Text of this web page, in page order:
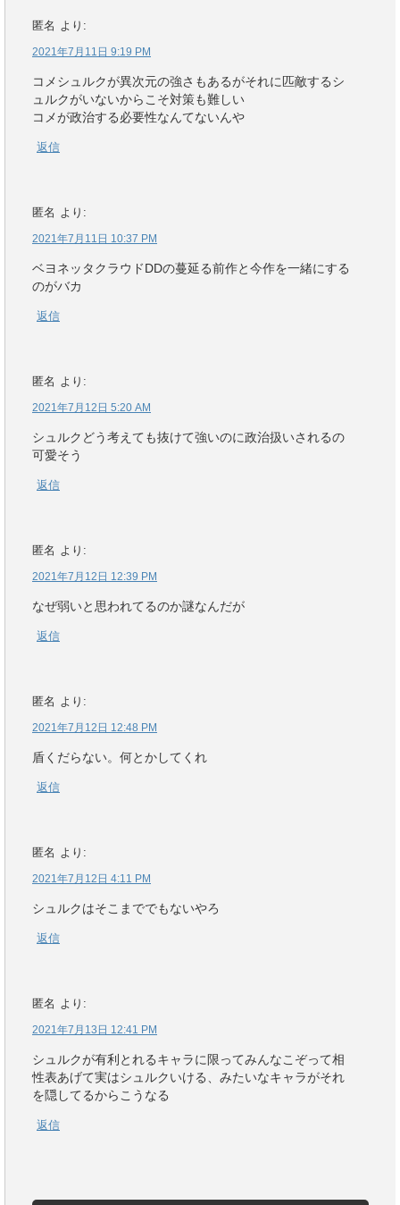
匿名 より:
2021年7月11日 9:19 PM
コメシュルクが異次元の強さもあるがそれに匹敵するシ
ュルクがいないからこそ対策も難しい
コメが政治する必要性なんてないんや
返信
匿名 より:
2021年7月11日 10:37 PM
ベヨネッタクラウドDDの蔓延る前作と今作を一緒にする
のがバカ
返信
匿名 より:
2021年7月12日 5:20 AM
シュルクどう考えても抜けて強いのに政治扱いされるの
可愛そう
返信
匿名 より:
2021年7月12日 12:39 PM
なぜ弱いと思われてるのか謎なんだが
返信
匿名 より:
2021年7月12日 12:48 PM
盾くだらない。何とかしてくれ
返信
匿名 より:
2021年7月12日 4:11 PM
シュルクはそこまででもないやろ
返信
匿名 より:
2021年7月13日 12:41 PM
シュルクが有利とれるキャラに限ってみんなこぞって相
性表あげて実はシュルクいける、みたいなキャラがそれ
を隠してるからこうなる
返信